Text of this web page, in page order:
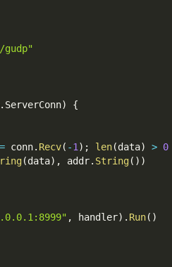
. ServerConn)
{
conn. Recv( -1 ) ; len(data) > 0
(data) , addr. String( ) )
, handler) . Run( )